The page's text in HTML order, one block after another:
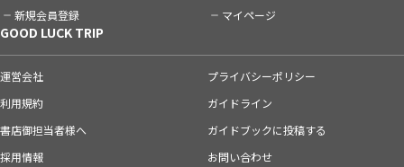
新規会員登録 マイページ
GOOD LUCK TRIP
運営会社
プライバシーポリシー
利用規約
ガイドライン
書店御担当者様へ
ガイドブックに投稿する
採用情報
お問い合わせ